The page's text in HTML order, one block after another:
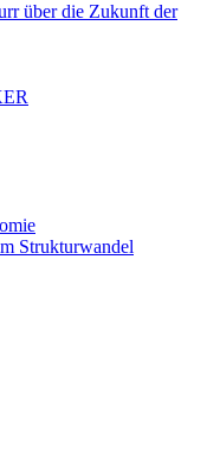
über die Zukunft der
Strukturwandel